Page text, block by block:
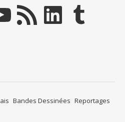
Flux RSSLinkedIn Tumblr
Bandes Dessinées Reportages